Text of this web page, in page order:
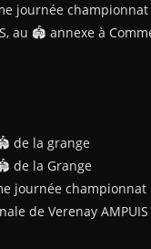
journée
au 🏟 annexe à
de la grange
de la Grange
journée championnat
de Verenay